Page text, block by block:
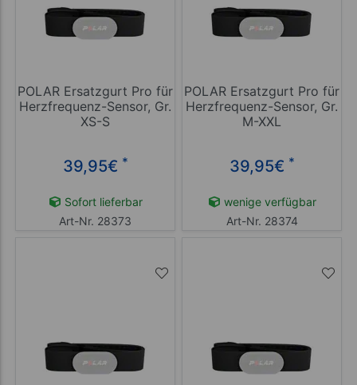
POLAR Ersatzgurt Pro für
Herzfrequenz-Sensor, Gr.
XS-S
39,95€ *
Sofort lieferbar
Art-Nr. 28373
POLAR Ersatzgurt Pro für
Herzfrequenz-Sensor, Gr.
M-XXL
39,95€ *
wenige verfügbar
Art-Nr. 28374